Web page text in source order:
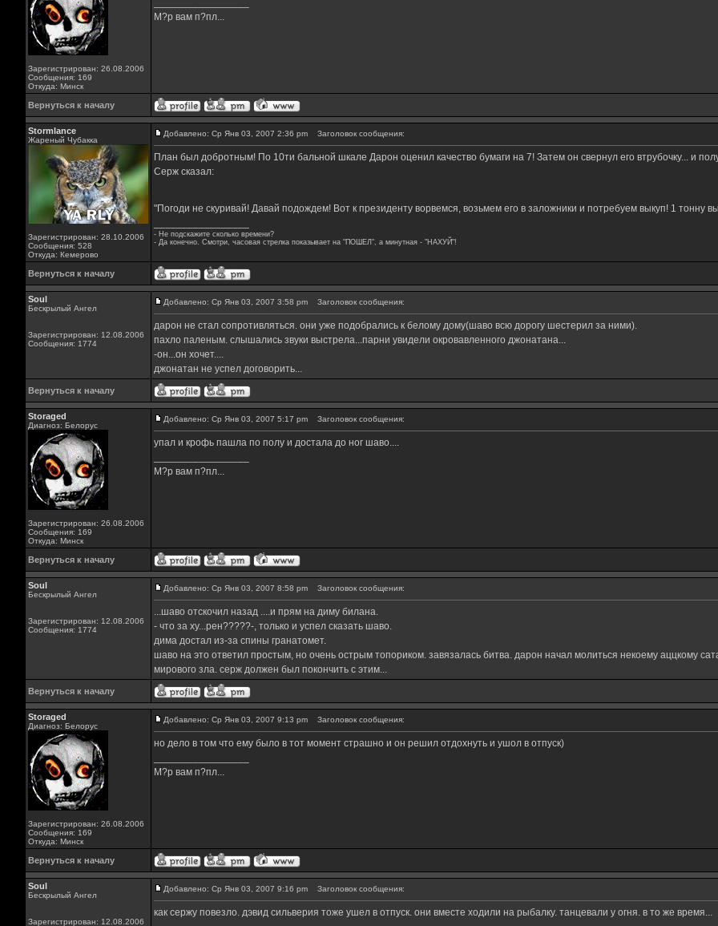
Зарегистрирован: 26.08.2006
Сообщения: 169
Откуда: Минск
М?р вам п?пл...
Вернуться к началу
Stormlance
Жареный Чубакка
Зарегистрирован: 28.10.2006
Сообщения: 528
Откуда: Кемерово
Добавлено: Ср Янв 03, 2007 2:36 pm Заголовок сообщения:
План был добротным! По 10ти бальной шкале Дарон оценил качество бумаги на 7! Затем он свернул его втрубочку... и
Серж сказал:
"Погоди не скуривай! Давай подождем! Вот к президенту ворвемся, возьмем его в заложники и потребуем выкуп! 1 тонну
- Не подскажите сколько времени?
- Да конечно. Смотри, часовая стрелка показывает на "ПОШЕЛ", а минутная - "НАХУЙ"!
Вернуться к началу
Soul
Бескрылый Ангел
Зарегистрирован: 12.08.2006
Сообщения: 1774
Добавлено: Ср Янв 03, 2007 3:58 pm Заголовок сообщения:
дарон не стал сопротивляться. они уже подобрались к белому дому(шаво всю дорогу шестерил за ними).
пахло паленым. слышались звуки выстрела...парни увидели окровавленного джонатана...
-он...он хочет....
джонатан не успел договорить...
Вернуться к началу
Storaged
Диагноз: Белорус
Зарегистрирован: 26.08.2006
Сообщения: 169
Откуда: Минск
Добавлено: Ср Янв 03, 2007 5:17 pm Заголовок сообщения:
упал и крофь пашла по полу и достала до ног шаво....
М?р вам п?пл...
Вернуться к началу
Soul
Бескрылый Ангел
Зарегистрирован: 12.08.2006
Сообщения: 1774
Добавлено: Ср Янв 03, 2007 8:58 pm Заголовок сообщения:
...шаво отскочил назад ....и прям на диму билана.
- что за ху...рен?????-, только и успел сказать шаво.
дима достал из-за спины гранатомет.
шаво на это ответил простым, но очень острым топориком. завязалась битва. дарон начал молиться некоему аццкому
мирового зла. серж должен был покончить с этим...
Вернуться к началу
Storaged
Диагноз: Белорус
Зарегистрирован: 26.08.2006
Сообщения: 169
Откуда: Минск
Добавлено: Ср Янв 03, 2007 9:13 pm Заголовок сообщения:
но дело в том что ему было в тот момент страшно и он решил отдохнуть и ушол в отпуск)
М?р вам п?пл...
Вернуться к началу
Soul
Бескрылый Ангел
Зарегистрирован: 12.08.2006
Добавлено: Ср Янв 03, 2007 9:16 pm Заголовок сообщения:
как сержу повезло. дэвид сильверия тоже ушел в отпуск. они вместе ходили на рыбалку. танцевали у огня. в то же время...